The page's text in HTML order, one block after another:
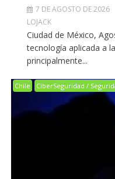
7 DE AGOSTO DE 2026
LOJACK
Ciudad de México,
tecnología aplicada a
principalmente...
Chile CiberSeguridad /